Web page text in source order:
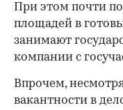
При этом почти
площадей в
занимают
компании с
Впрочем,
вакантности в